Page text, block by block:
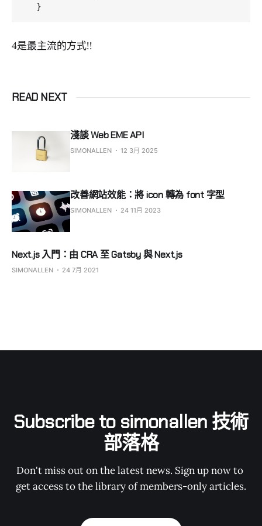
4是最主流的方式!!
READ NEXT
淺談 Web EME API
SIMONALLEN 12 3月 2025
改善網站效能：將 icon 轉為 font 字型
SIMONALLEN 24 11月 2023
Next.js 入門：由 CRA 至 Gatsby 與 Next.js
SIMONALLEN 24 7月 2021
Subscribe to simonallen 技術
部落格
Don't miss out on the latest news. Sign up now to
get access to the library of members-only articles.